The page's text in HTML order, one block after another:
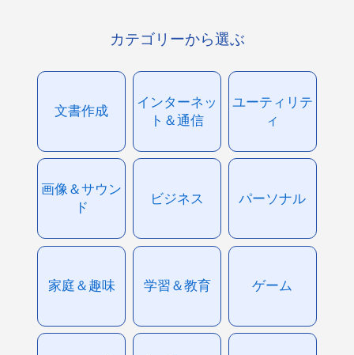
カテゴリーから選ぶ
文書作成
インターネッ
ト＆通信
ユーティリテ
ィ
画像＆サウン
ド
ビジネス パーソナル
家庭＆趣味 学習＆教育 ゲーム